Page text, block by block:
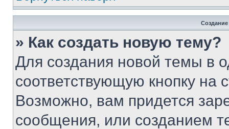
» Как создать новую тему?
Для создания новой темы в
соответствующую кнопку
Возможно, вам придется
сообщения, или созданием